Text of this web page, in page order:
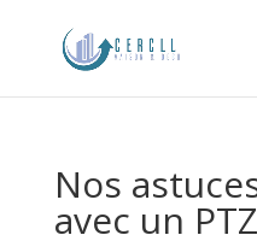
Nos
avec un PTZ